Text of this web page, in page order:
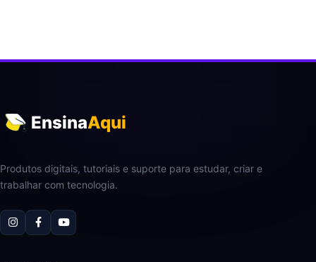
EnsinaAqui
Produtos digitais, tutoriais e suporte para estudar, criar e
trabalhar com tecnologia.